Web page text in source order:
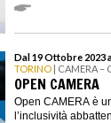
Dal 19 Ottobre 2023
TORINO | CAMERA –
OPEN CAMERA
Open CAMERA è
l’inclusività